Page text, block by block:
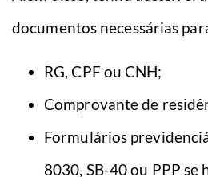
documentos necessárias
RG, CPF ou CNH;
Comprovante de
Formulários
8030, SB-40 ou PPP se